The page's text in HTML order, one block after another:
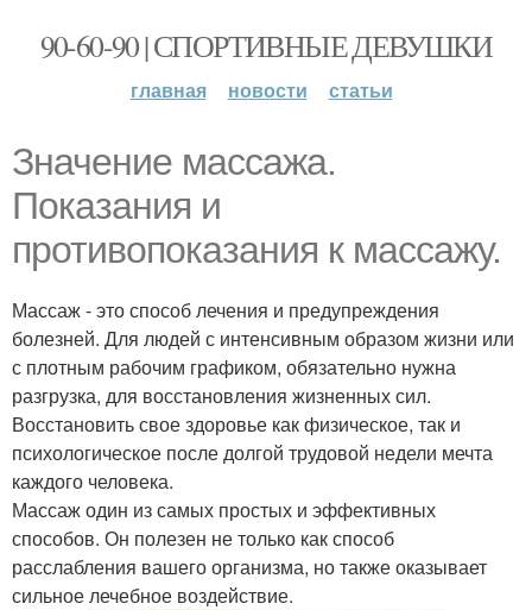
90-60-90 | СПОРТИВНЫЕ ДЕВУШКИ
главная новости статьи
Значение массажа.
Показания и
противопоказания к массажу.
Массаж - это способ лечения и предупреждения
болезней. Для людей с интенсивным образом жизни или
с плотным рабочим графиком, обязательно нужна
разгрузка, для восстановления жизненных сил.
Восстановить свое здоровье как физическое, так и
психологическое после долгой трудовой недели мечта
каждого человека.
Массаж один из самых простых и эффективных
способов. Он полезен не только как способ
расслабления вашего организма, но также оказывает
сильное лечебное воздействие.